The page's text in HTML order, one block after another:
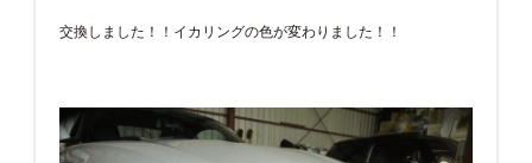
交換しました！！イカリングの色が変わりました！！